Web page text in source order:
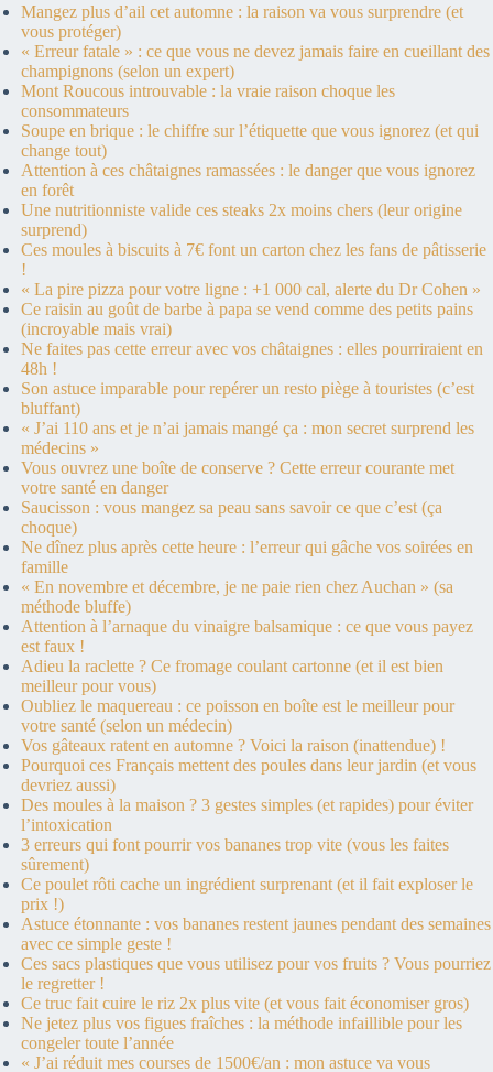
Mangez plus d’ail cet automne : la raison va vous surprendre (et
vous protéger)
« Erreur fatale » : ce que vous ne devez jamais faire en cueillant des
champignons (selon un expert)
Mont Roucous introuvable : la vraie raison choque les
consommateurs
Soupe en brique : le chiffre sur l’étiquette que vous ignorez (et qui
change tout)
Attention à ces châtaignes ramassées : le danger que vous ignorez
en forêt
Une nutritionniste valide ces steaks 2x moins chers (leur origine
surprend)
Ces moules à biscuits à 7€ font un carton chez les fans de pâtisserie
!
« La pire pizza pour votre ligne : +1 000 cal, alerte du Dr Cohen »
Ce raisin au goût de barbe à papa se vend comme des petits pains
(incroyable mais vrai)
Ne faites pas cette erreur avec vos châtaignes : elles pourriraient en
48h !
Son astuce imparable pour repérer un resto piège à touristes (c’est
bluffant)
« J’ai 110 ans et je n’ai jamais mangé ça : mon secret surprend les
médecins »
Vous ouvrez une boîte de conserve ? Cette erreur courante met
votre santé en danger
Saucisson : vous mangez sa peau sans savoir ce que c’est (ça
choque)
Ne dînez plus après cette heure : l’erreur qui gâche vos soirées en
famille
« En novembre et décembre, je ne paie rien chez Auchan » (sa
méthode bluffe)
Attention à l’arnaque du vinaigre balsamique : ce que vous payez
est faux !
Adieu la raclette ? Ce fromage coulant cartonne (et il est bien
meilleur pour vous)
Oubliez le maquereau : ce poisson en boîte est le meilleur pour
votre santé (selon un médecin)
Vos gâteaux ratent en automne ? Voici la raison (inattendue) !
Pourquoi ces Français mettent des poules dans leur jardin (et vous
devriez aussi)
Des moules à la maison ? 3 gestes simples (et rapides) pour éviter
l’intoxication
3 erreurs qui font pourrir vos bananes trop vite (vous les faites
sûrement)
Ce poulet rôti cache un ingrédient surprenant (et il fait exploser le
prix !)
Astuce étonnante : vos bananes restent jaunes pendant des semaines
avec ce simple geste !
Ces sacs plastiques que vous utilisez pour vos fruits ? Vous pourriez
le regretter !
Ce truc fait cuire le riz 2x plus vite (et vous fait économiser gros)
Ne jetez plus vos figues fraîches : la méthode infaillible pour les
congeler toute l’année
« J’ai réduit mes courses de 1500€/an : mon astuce va vous